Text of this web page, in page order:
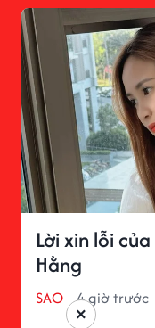
Lời xin lỗi
Hằng
SAO 4 giờ trước
×